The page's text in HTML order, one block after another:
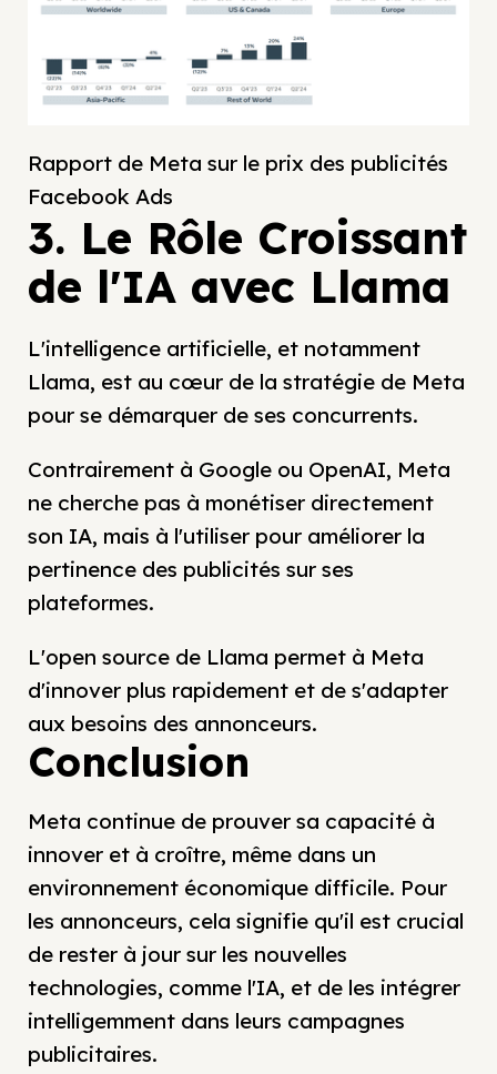
Rapport de Meta sur le prix des publicités
Facebook Ads
3. Le Rôle Croissant
de l'IA avec Llama
L'intelligence artificielle, et notamment
Llama, est au cœur de la stratégie de Meta
pour se démarquer de ses concurrents.
Contrairement à Google ou OpenAI, Meta
ne cherche pas à monétiser directement
son IA, mais à l'utiliser pour améliorer la
pertinence des publicités sur ses
plateformes.
L'open source de Llama permet à Meta
d'innover plus rapidement et de s'adapter
aux besoins des annonceurs.
Conclusion
Meta continue de prouver sa capacité à
innover et à croître, même dans un
environnement économique difficile. Pour
les annonceurs, cela signifie qu'il est crucial
de rester à jour sur les nouvelles
technologies, comme l'IA, et de les intégrer
intelligemment dans leurs campagnes
publicitaires.